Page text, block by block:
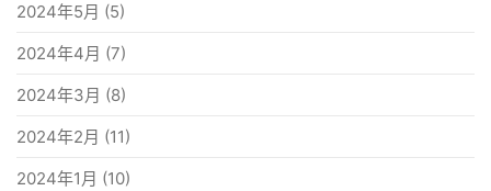
2024年5月 (5)
2024年4月 (7)
2024年3月 (8)
2024年2月 (11)
2024年1月 (10)